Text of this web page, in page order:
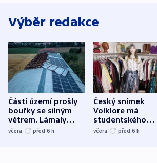
Výběr redakce
Částí území prošly
bouřky se silným
větrem. Lámaly
stromy a poničily
včera před 6 h
Český snímek
Volklore má
studentského
Oscara, zabojuje
včera před 6 h